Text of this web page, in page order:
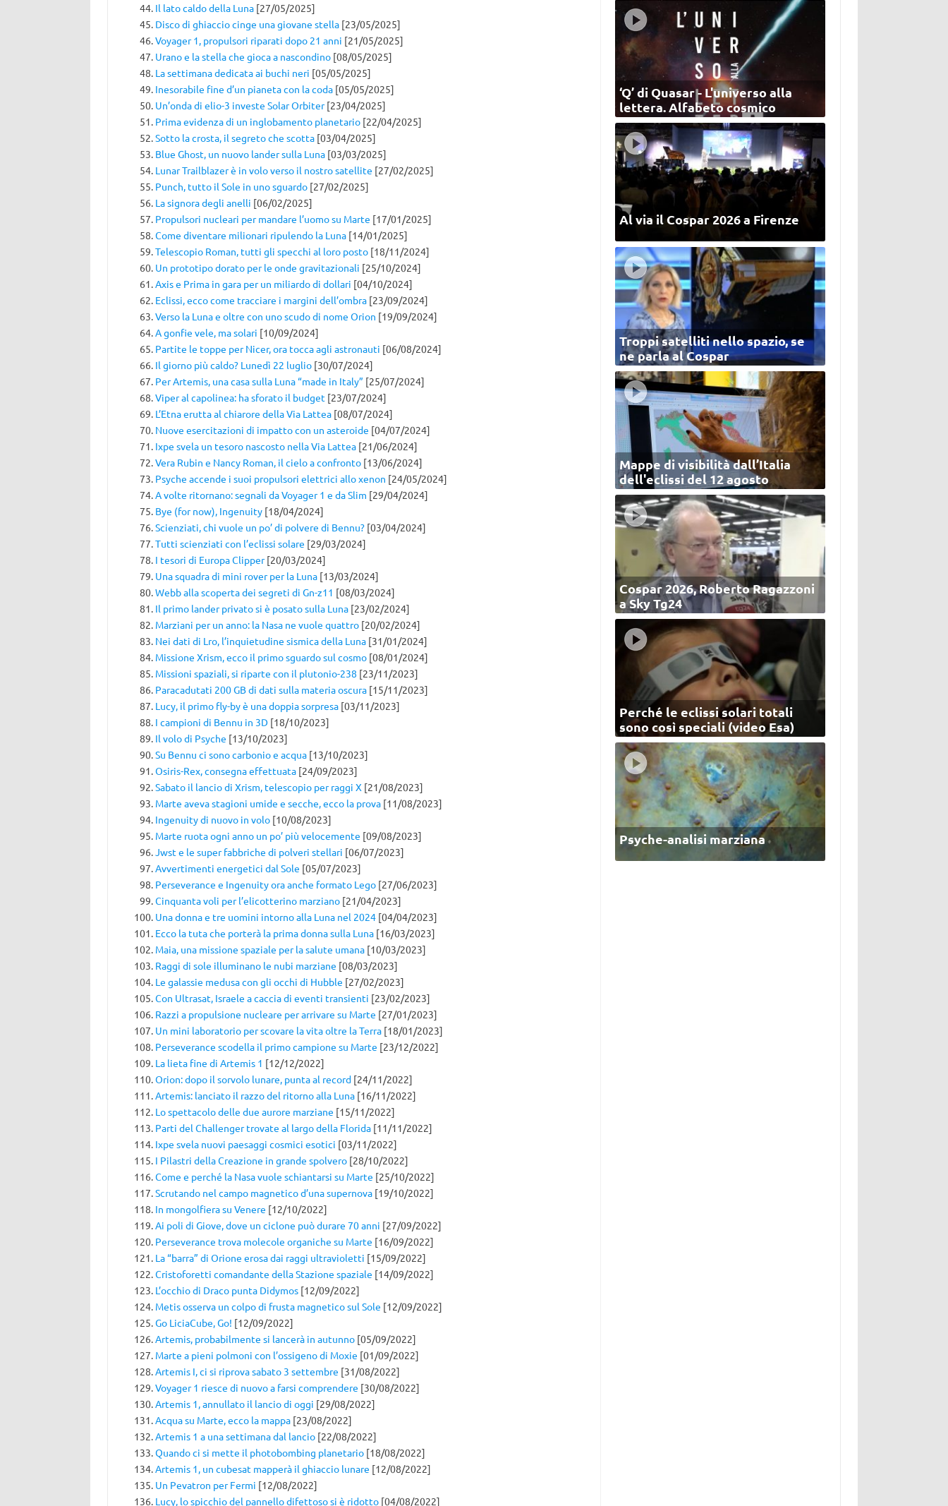
Il lato caldo della Luna[27/05/2025]
Disco di ghiaccio cinge una giovane stella[23/05/2025]
Voyager 1, propulsori riparati dopo 21 anni [21/05/2025]
Urano e la stella che gioca a nascondino[08/05/2025]
La settimana dedicata ai buchi neri [05/05/2025]
Inesorabile fine d’un pianeta con la coda[05/05/2025]
Un’onda di elio-3 investe Solar Orbiter[23/04/2025]
Prima evidenza di un inglobamento planetario[22/04/2025]
Sotto la crosta, il segreto che scotta[03/04/2025]
Blue Ghost, un nuovo lander sulla Luna[03/03/2025]
Lunar Trailblazer è in volo verso il nostro satellite [27/02/2025]
Punch, tutto il Sole in uno sguardo[27/02/2025]
La signora degli anelli [06/02/2025]
Propulsori nucleari per mandare l’uomo su Marte [17/01/2025]
Come diventare milionari ripulendo la Luna[14/01/2025]
Telescopio Roman, tutti gli specchi al loro posto[18/11/2024]
Un prototipo dorato per le onde gravitazionali [25/10/2024]
Axis e Prima in gara per un miliardo di dollari [04/10/2024]
Eclissi, ecco come tracciare i margini dell’ombra[23/09/2024]
Verso la Luna e oltre con uno scudo di nome Orion [19/09/2024]
A gonfie vele, ma solari [10/09/2024]
Partite le toppe per Nicer, ora tocca agli astronauti [06/08/2024]
Il giorno più caldo? Lunedì 22 luglio[30/07/2024]
Per Artemis, una casa sulla Luna “made in Italy” [25/07/2024]
Viper al capolinea: ha sforato il budget [23/07/2024]
L’Etna erutta al chiarore della Via Lattea[08/07/2024]
Nuove esercitazioni di impatto con un asteroide [04/07/2024]
Ixpe svela un tesoro nascosto nella Via Lattea[21/06/2024]
Vera Rubin e Nancy Roman, il cielo a confronto[13/06/2024]
Psyche accende i suoi propulsori elettrici allo xenon [24/05/2024]
A volte ritornano: segnali da Voyager 1 e da Slim [29/04/2024]
Bye (for now), Ingenuity[18/04/2024]
Scienziati, chi vuole un po’ di polvere di Bennu?[03/04/2024]
Tutti scienziati con l’eclissi solare [29/03/2024]
I tesori di Europa Clipper[20/03/2024]
Una squadra di mini rover per la Luna[13/03/2024]
Webb alla scoperta dei segreti di Gn-z11 [08/03/2024]
Il primo lander privato si è posato sulla Luna[23/02/2024]
Marziani per un anno: la Nasa ne vuole quattro[20/02/2024]
Nei dati di Lro, l’inquietudine sismica della Luna[31/01/2024]
Missione Xrism, ecco il primo sguardo sul cosmo[08/01/2024]
Missioni spaziali, si riparte con il plutonio-238 [23/11/2023]
Paracadutati 200 GB di dati sulla materia oscura[15/11/2023]
Lucy, il primo fly-by è una doppia sorpresa[03/11/2023]
I campioni di Bennu in 3D[18/10/2023]
Il volo di Psyche [13/10/2023]
Su Bennu ci sono carbonio e acqua[13/10/2023]
Osiris-Rex, consegna effettuata[24/09/2023]
Sabato il lancio di Xrism, telescopio per raggi X [21/08/2023]
Marte aveva stagioni umide e secche, ecco la prova[11/08/2023]
Ingenuity di nuovo in volo[10/08/2023]
Marte ruota ogni anno un po’ più velocemente [09/08/2023]
Jwst e le super fabbriche di polveri stellari [06/07/2023]
Avvertimenti energetici dal Sole [05/07/2023]
Perseverance e Ingenuity ora anche formato Lego[27/06/2023]
Cinquanta voli per l’elicotterino marziano[21/04/2023]
Una donna e tre uomini intorno alla Luna nel 2024[04/04/2023]
Ecco la tuta che porterà la prima donna sulla Luna[16/03/2023]
Maia, una missione spaziale per la salute umana[10/03/2023]
Raggi di sole illuminano le nubi marziane [08/03/2023]
Le galassie medusa con gli occhi di Hubble [27/02/2023]
Con Ultrasat, Israele a caccia di eventi transienti [23/02/2023]
Razzi a propulsione nucleare per arrivare su Marte [27/01/2023]
Un mini laboratorio per scovare la vita oltre la Terra[18/01/2023]
Perseverance scodella il primo campione su Marte [23/12/2022]
La lieta fine di Artemis 1 [12/12/2022]
Orion: dopo il sorvolo lunare, punta al record[24/11/2022]
Artemis: lanciato il razzo del ritorno alla Luna[16/11/2022]
Lo spettacolo delle due aurore marziane [15/11/2022]
Parti del Challenger trovate al largo della Florida[11/11/2022]
Ixpe svela nuovi paesaggi cosmici esotici [03/11/2022]
I Pilastri della Creazione in grande spolvero[28/10/2022]
Come e perché la Nasa vuole schiantarsi su Marte [25/10/2022]
Scrutando nel campo magnetico d’una supernova[19/10/2022]
In mongolfiera su Venere [12/10/2022]
Ai poli di Giove, dove un ciclone può durare 70 anni [27/09/2022]
Perseverance trova molecole organiche su Marte [16/09/2022]
La “barra” di Orione erosa dai raggi ultravioletti [15/09/2022]
Cristoforetti comandante della Stazione spaziale [14/09/2022]
L’occhio di Draco punta Didymos[12/09/2022]
Metis osserva un colpo di frusta magnetico sul Sole [12/09/2022]
Go LiciaCube, Go! [12/09/2022]
Artemis, probabilmente si lancerà in autunno[05/09/2022]
Marte a pieni polmoni con l’ossigeno di Moxie [01/09/2022]
Artemis I, ci si riprova sabato 3 settembre [31/08/2022]
Voyager 1 riesce di nuovo a farsi comprendere [30/08/2022]
Artemis 1, annullato il lancio di oggi [29/08/2022]
Acqua su Marte, ecco la mappa[23/08/2022]
Artemis 1 a una settimana dal lancio[22/08/2022]
Quando ci si mette il photobombing planetario[18/08/2022]
Artemis 1, un cubesat mapperà il ghiaccio lunare [12/08/2022]
Un Pevatron per Fermi [12/08/2022]
Lucy, lo spicchio del pannello difettoso si è ridotto[04/08/2022]
‘Q’ di Quasar - L'universo alla
lettera. Alfabeto cosmico
Al via il Cospar 2026 a Firenze
Troppi satelliti nello spazio, se
ne parla al Cospar
Mappe di visibilità dall’Italia
dell'eclissi del 12 agosto
Cospar 2026, Roberto Ragazzoni
a Sky Tg24
Perché le eclissi solari totali
sono così speciali (video Esa)
Psyche-analisi marziana